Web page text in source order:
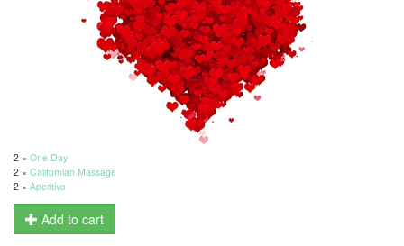
2 × One Day
2 × Californian Massage
2 × Aperitivo
Add to cart